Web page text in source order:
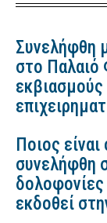
Συνελήφθη
στο Παλαιό
Ποιος
συνελήφθη
εκδοθεί